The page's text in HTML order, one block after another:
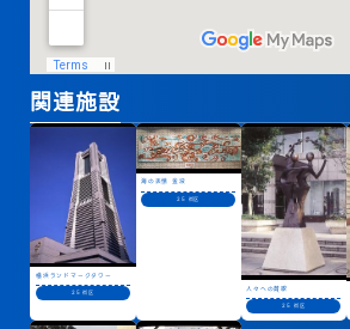
関連施設
横浜ランドマークタワー
25 街区
海の表情 金波
25 街区
人々への賛歌
25 街区